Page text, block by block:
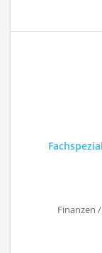
Finanzen